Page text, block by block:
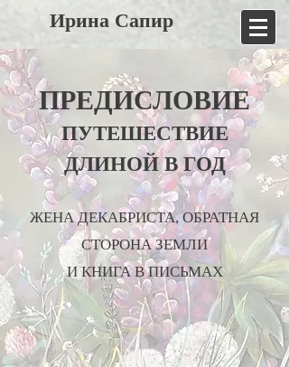
Ирина Сапир
ПРЕДИСЛОВИЕ
ПУТЕШЕСТВИЕ
ДЛИНОЙ В ГОД
ЖЕНА ДЕКАБРИСТА, ОБРАТНАЯ
СТОРОНА ЗЕМЛИ
И КНИГА В ПИСЬМАХ